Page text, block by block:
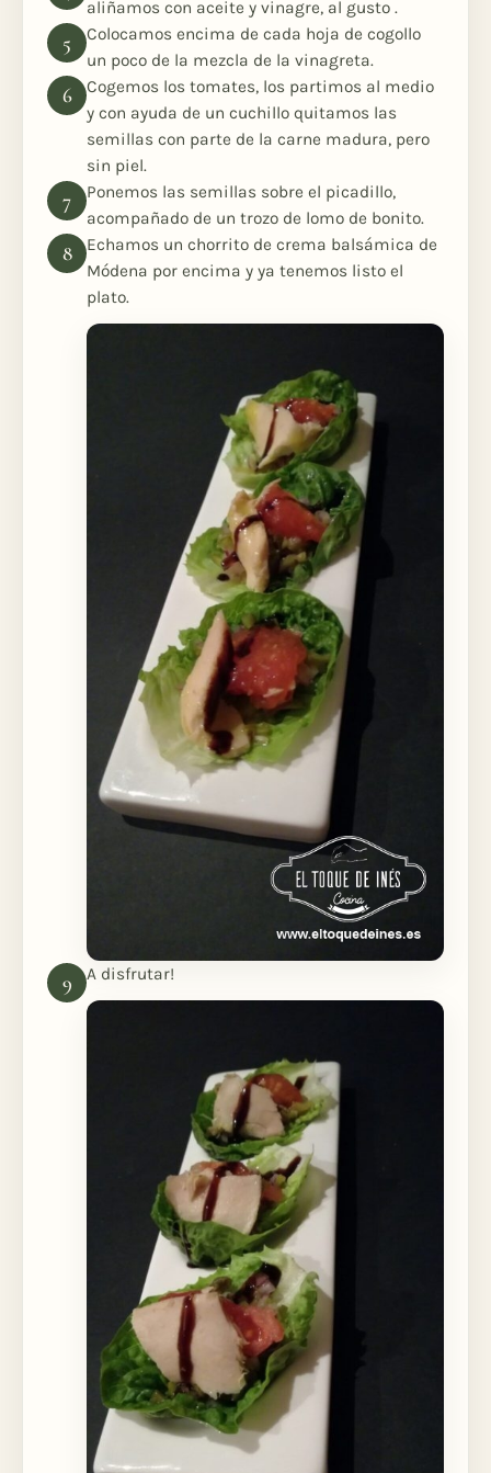
aliñamos con aceite y vinagre, al gusto .
Colocamos encima de cada hoja de cogollo
un poco de la mezcla de la vinagreta.
Cogemos los tomates, los partimos al medio
y con ayuda de un cuchillo quitamos las
semillas con parte de la carne madura, pero
sin piel.
Ponemos las semillas sobre el picadillo,
acompañado de un trozo de lomo de bonito.
Echamos un chorrito de crema balsámica de
Módena por encima y ya tenemos listo el
plato.
A disfrutar!